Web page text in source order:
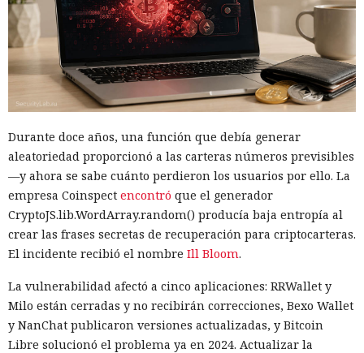
Durante doce años, una función que debía generar
aleatoriedad proporcionó a las carteras números previsibles
—y ahora se sabe cuánto perdieron los usuarios por ello. La
empresa Coinspect encontró que el generador
CryptoJS.lib.WordArray.random() producía baja entropía al
crear las frases secretas de recuperación para criptocarteras.
El incidente recibió el nombre Ill Bloom.
La vulnerabilidad afectó a cinco aplicaciones: RRWallet y
Milo están cerradas y no recibirán correcciones, Bexo Wallet
y NanChat publicaron versiones actualizadas, y Bitcoin
Libre solucionó el problema ya en 2024. Actualizar la